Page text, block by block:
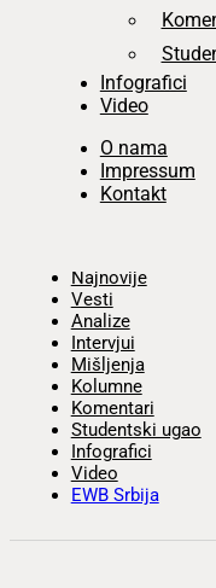
Infografici
Video
O nama
Impressum
Kontakt
Najnovije
Vesti
Analize
Intervjui
Mišljenja
Kolumne
Komentari
Studentski ugao
Infografici
Video
EWB Srbija